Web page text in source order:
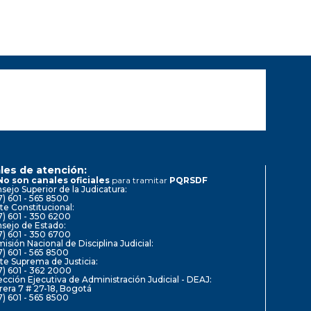
de atención:
son canales oficiales para tramitar PQRSDF
Superior de la Judicatura:
601 - 565 8500
Constitucional:
601 - 350 6200
de Estado:
601 - 350 6700
Nacional de Disciplina Judicial:
601 - 565 8500
Suprema de Justicia:
601 - 362 2000
Ejecutiva de Administración Judicial - DEAJ:
7 # 27-18, Bogotá
601 - 565 8500